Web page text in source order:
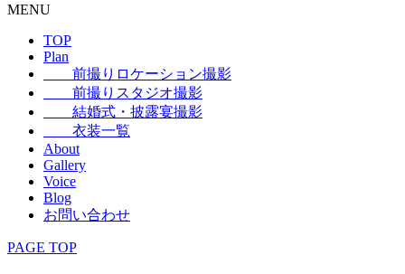
MENU
TOP
Plan
前撮りロケーション撮影
前撮りスタジオ撮影
結婚式・披露宴撮影
衣装一覧
About
Gallery
Voice
Blog
お問い合わせ
PAGE TOP